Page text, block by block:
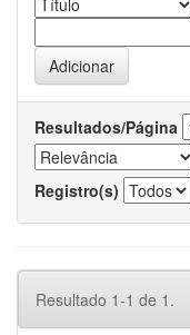
Resultados/Página
Registro(s)
Resultado 1-1 de 1.